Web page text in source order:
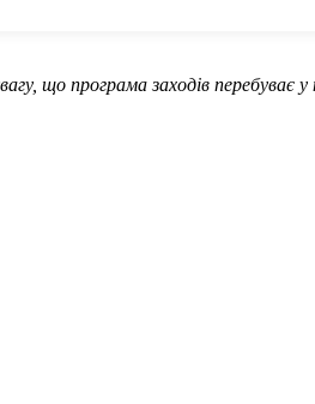
що програма заходів перебуває